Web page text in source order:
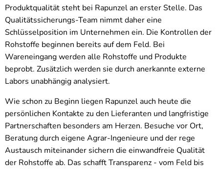
Produktqualität steht bei Rapunzel an erster Stelle. Das
Qualitätssicherungs-Team nimmt daher eine
Schlüsselposition im Unternehmen ein. Die Kontrollen der
Rohstoffe beginnen bereits auf dem Feld. Bei
Wareneingang werden alle Rohstoffe und Produkte
beprobt. Zusätzlich werden sie durch anerkannte externe
Labors unabhängig analysiert.
Wie schon zu Beginn liegen Rapunzel auch heute die
persönlichen Kontakte zu den Lieferanten und langfristige
Partnerschaften besonders am Herzen. Besuche vor Ort,
Beratung durch eigene Agrar-Ingenieure und der rege
Austausch miteinander sichern die einwandfreie Qualität
der Rohstoffe ab. Das schafft Transparenz - vom Feld bis